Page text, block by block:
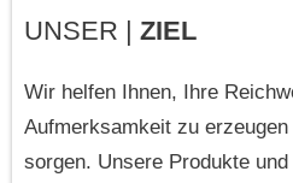
UNSER | ZIEL
Wir helfen Ihnen, Ihre
Aufmerksamkeit zu
sorgen. Unsere Produkte